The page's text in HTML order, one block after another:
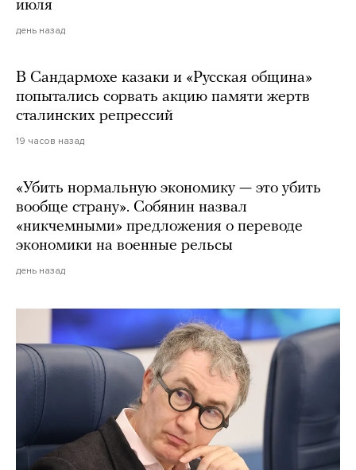
июля
день назад
В Сандармохе казаки и «Русская община»
попытались сорвать акцию памяти жертв
сталинских репрессий
19 часов назад
«Убить нормальную экономику — это убить
вообще страну». Собянин назвал
«никчемными» предложения о переводе
экономики на военные рельсы
день назад